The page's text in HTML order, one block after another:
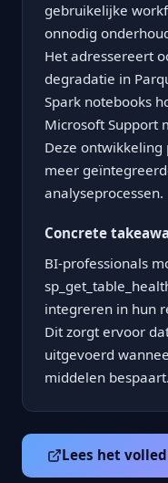
gebruikelijke
onnodig
Het adressereert
degradatie in
Spark notebooks
Microsoft Support
Deze
meer
analyseprocessen.
Concrete
BI-professionals
integreren in hun
Dit zorgt ervoor
uitgevoerd
middelen bespaart.
Lees het